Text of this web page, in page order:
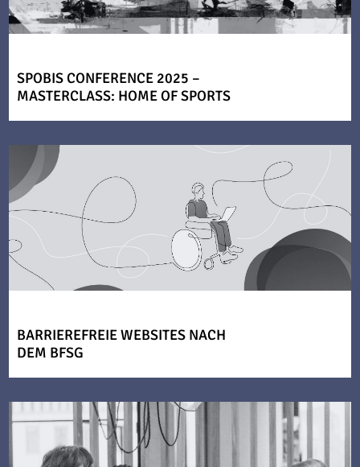
SPOBIS CONFERENCE 2025 –
MASTERCLASS: HOME OF SPORTS
BARRIEREFREIE WEBSITES NACH
DEM BFSG